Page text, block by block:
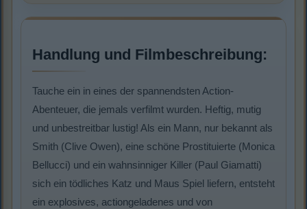
Handlung und Filmbeschreibung:
Tauche ein in eines der spannendsten Action-
Abenteuer, die jemals verfilmt wurden. Heftig, mutig
und unbestreitbar lustig! Als ein Mann, nur bekannt als
Smith (Clive Owen), eine schöne Prostituierte (Monica
Bellucci) und ein wahnsinniger Killer (Paul Giamatti)
sich ein tödliches Katz und Maus Spiel liefern, entsteht
ein explosives, actiongeladenes und von